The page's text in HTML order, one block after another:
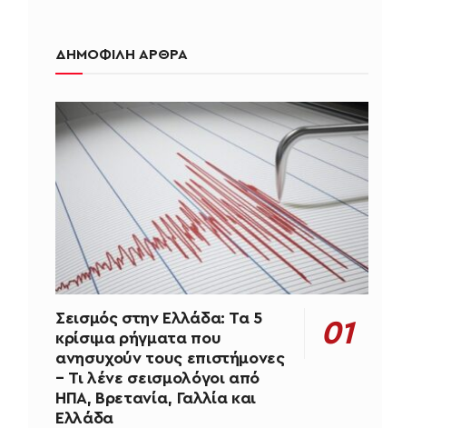
ΔΗΜΟΦΙΛΗ ΑΡΘΡΑ
Σεισμός στην Ελλάδα: Τα 5
κρίσιμα ρήγματα που
ανησυχούν τους επιστήμονες
– Τι λένε σεισμολόγοι από
ΗΠΑ, Βρετανία, Γαλλία και
Ελλάδα